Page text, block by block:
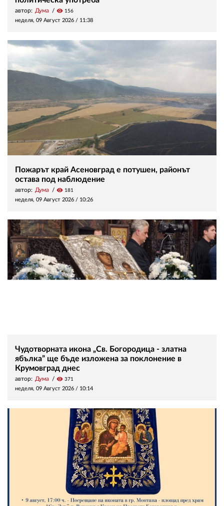
автор: Дума visibility 156
неделя, 09 Август 2026 / 11:38
Пожарът край Асеновград е потушен, районът
остава под наблюдение
автор: Дума visibility 181
неделя, 09 Август 2026 / 10:26
Чудотворната икона „Св. Богородица - златна
ябълка” ще бъде изложена за поклонение в
Крумовград днес
автор: Дума visibility 371
неделя, 09 Август 2026 / 10:14